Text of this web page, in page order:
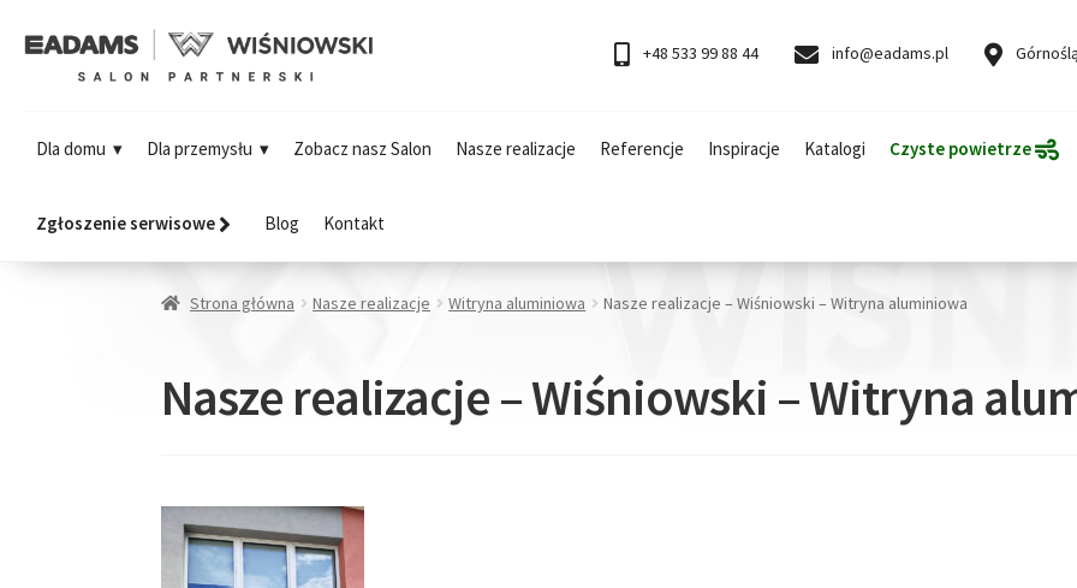
+48 533 99 88 44 info@eadams.pl
Dla domu Dla przemysłu Zobacz nasz Salon Nasze realizacje Referencje Inspiracje Katalogi Czyste powietrze
Zgłoszenie serwisowe Blog Kontakt
Strona główna Nasze realizacje Witryna aluminiowa Nasze realizacje – Wiśniowski – Witryna aluminiowa
Nasze realizacje – Wiśniowski – Witryna